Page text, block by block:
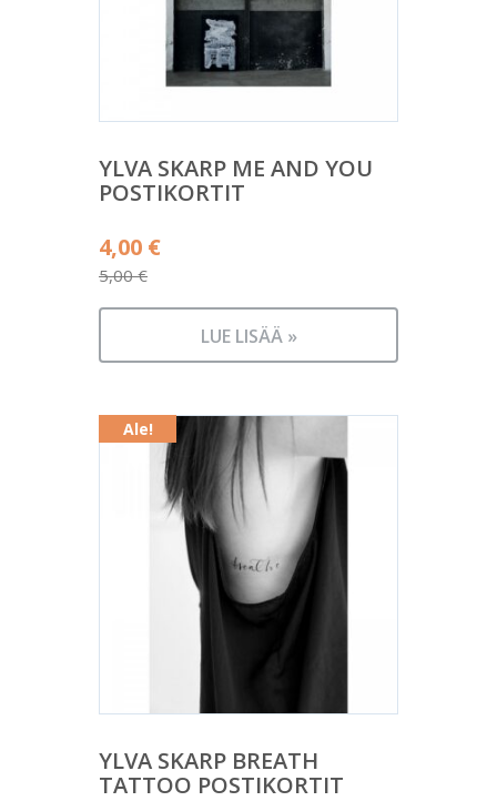
YLVA SKARP ME AND YOU
POSTIKORTIT
5,00€
Alkuperäinen
hinta
oli:
4,00 €
Nykyinen
on:
LUE LISÄÄ »
Ale!
YLVA SKARP BREATH
TATTOO POSTIKORTIT